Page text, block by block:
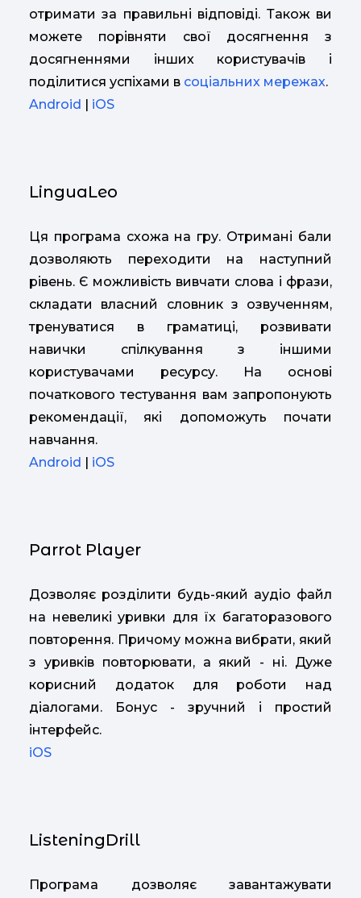
отримати за правильні відповіді. Також ви
можете порівняти свої досягнення з
досягненнями інших користувачів і
поділитися успіхами в соціальних мережах.
Android | iOS
LinguaLeo
Ця програма схожа на гру. Отримані бали
дозволяють переходити на наступний
рівень. Є можливість вивчати слова і фрази,
складати власний словник з озвученням,
тренуватися в граматиці, розвивати
навички спілкування з іншими
користувачами ресурсу. На основі
початкового тестування вам запропонують
рекомендації, які допоможуть почати
навчання.
Android | iOS
Parrot Player
Дозволяє розділити будь-який аудіо файл
на невеликі уривки для їх багаторазового
повторення. Причому можна вибрати, який
з уривків повторювати, а який - ні. Дуже
корисний додаток для роботи над
діалогами. Бонус - зручний і простий
інтерфейс.
iOS
ListeningDrill
Програма дозволяє завантажувати